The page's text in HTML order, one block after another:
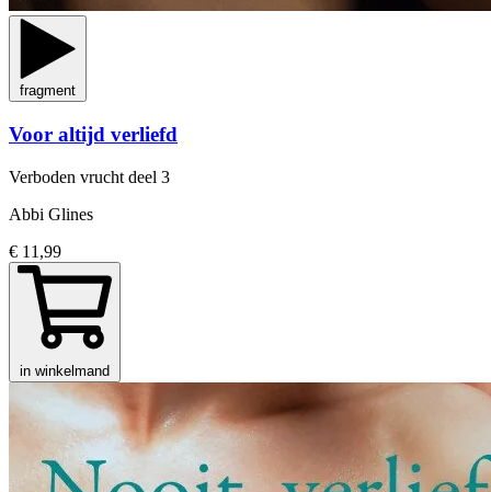
fragment
Voor altijd verliefd
Verboden vrucht deel 3
Abbi Glines
€ 11,99
in winkelmand